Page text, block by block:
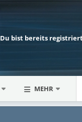
Du bist bereits
MEHR